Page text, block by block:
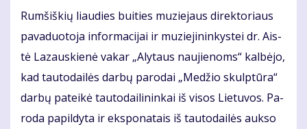
Rum­šiš­kių liau­dies bui­ties mu­zie­jaus di­rek­to­riaus
pa­va­duo­to­ja in­for­ma­ci­jai ir mu­zie­ji­nin­kys­tei dr. Ais­
tė La­zaus­kie­nė va­kar „Aly­taus nau­jie­noms“ kal­bė­jo,
kad tau­to­dai­lės dar­bų pa­ro­dai „Me­džio skulp­tū­ra“
dar­bų pa­tei­kė tau­to­dai­li­nin­kai iš vi­sos Lie­tu­vos. Pa­
ro­da pa­pil­dy­ta ir eks­po­na­tais iš tau­to­dai­lės auk­so